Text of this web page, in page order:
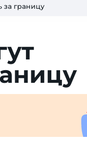
за границу